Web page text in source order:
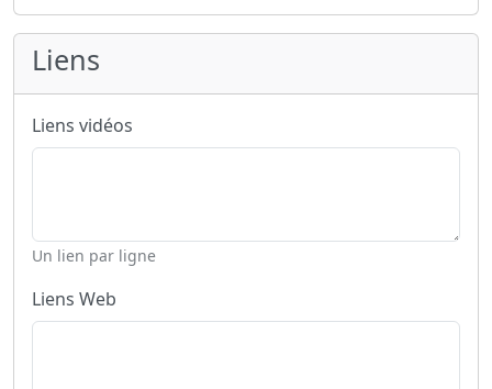
Liens
Liens vidéos
Un lien par ligne
Liens Web